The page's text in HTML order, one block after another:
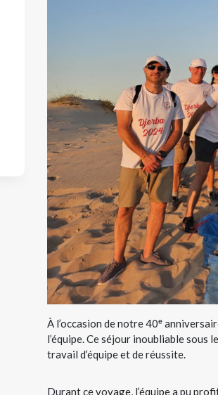
À l’occasion de notre 40ᵉ
l’équipe. Ce séjour inoubliable sous
travail d’équipe et de réussite.
Durant ce voyage, l’équipe a pu